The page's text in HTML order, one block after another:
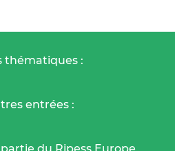
thématiques :
entrées :